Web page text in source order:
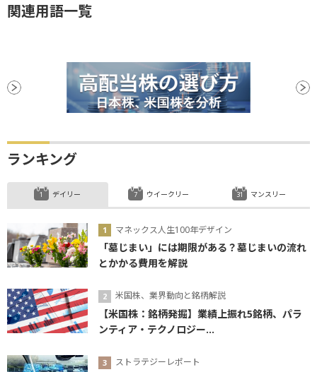
関連用語一覧
ランキング
デイリー
マネックス人生100年デザイン
「墓じまい」には期限がある？墓じまいの流れ
とかかる費用を解説
米国株、業界動向と銘柄解説
【米国株：銘柄発掘】業績上振れ5銘柄、パラ
ンティア・テクノロジー...
ストラテジーレポート
ウイークリー マンスリー